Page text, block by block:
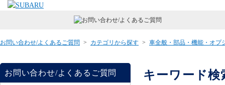
お問い合わせ/よくあるご質問 > カテゴリから探す > 車全般・部品・機能・オプ
お問い合わせ/よくあるご質問 キーワード検